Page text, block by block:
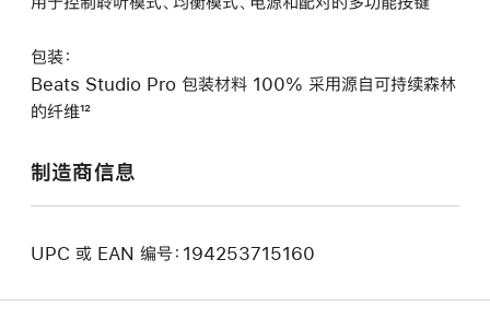
包装：
Beats Studio Pro 包装材料 100% 采用源自可持续森林
的纤维¹²
制造商信息
UPC 或 EAN 编号：194253715160